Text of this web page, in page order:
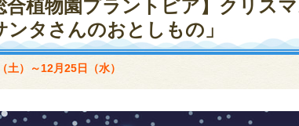
合植物園プラントピア】クリス
ンタさんのおとしもの」
土）～12月25日（水）